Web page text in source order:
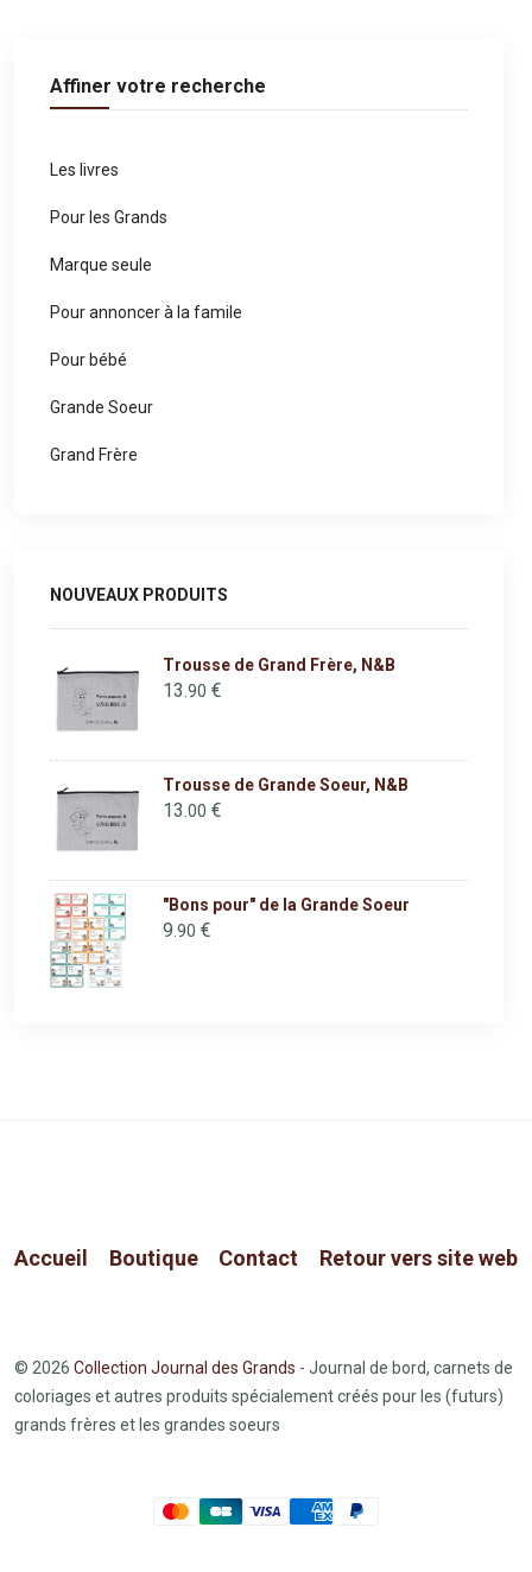
Affiner votre recherche
Les livres
Pour les Grands
Marque seule
Pour annoncer à la famile
Pour bébé
Grande Soeur
Grand Frère
NOUVEAUX PRODUITS
Trousse de Grand Frère, N&B
13 .90 €
Trousse de Grande Soeur, N&B
13 .00 €
"Bons pour" de la Grande Soeur
9 .90 €
Accueil Boutique Contact Retour vers site web
© 2026 Collection Journal des Grands - Journal de bord, carnets de
coloriages et autres produits spécialement créés pour les (futurs)
grands frères et les grandes soeurs